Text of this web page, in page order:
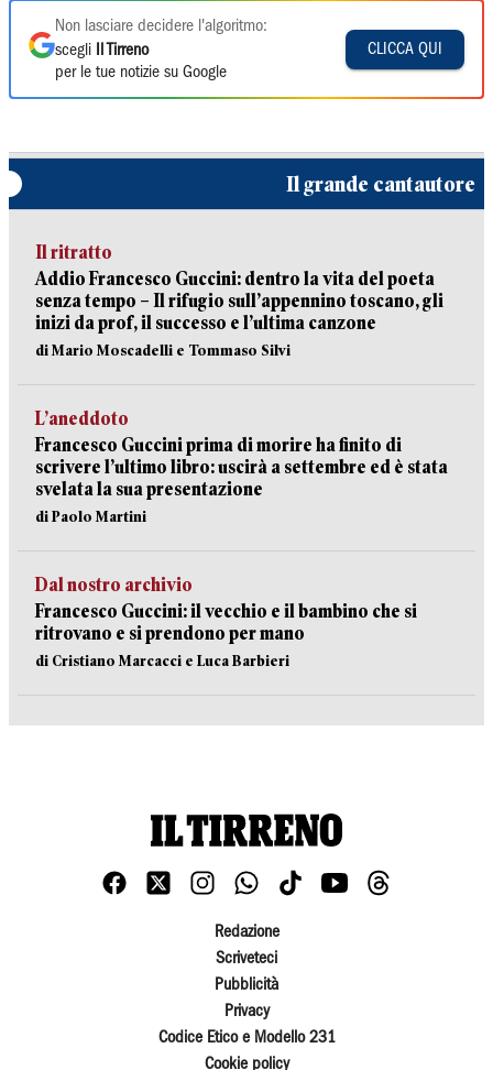
Non lasciare decidere l'algoritmo:
scegli
Il Tirreno
per le tue notizie su Google
CLICCA QUI
Il grande cantautore
Il ritratto
Addio Francesco Guccini: dentro la vita del poeta
senza tempo – Il rifugio sull’appennino toscano, gli
inizi da prof, il successo e l’ultima canzone
di Mario Moscadelli e Tommaso Silvi
L’aneddoto
Francesco Guccini prima di morire ha finito di
scrivere l’ultimo libro: uscirà a settembre ed è stata
svelata la sua presentazione
di Paolo Martini
Dal nostro archivio
Francesco Guccini: il vecchio e il bambino che si
ritrovano e si prendono per mano
di Cristiano Marcacci e Luca Barbieri
Redazione
Scriveteci
Pubblicità
Privacy
Codice Etico e Modello 231
Cookie policy